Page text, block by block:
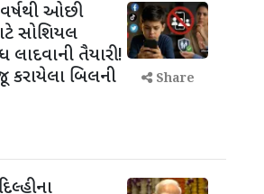
ઓછી
સોશિયલ
લાદવાની તૈયારી!
બિલની
Share